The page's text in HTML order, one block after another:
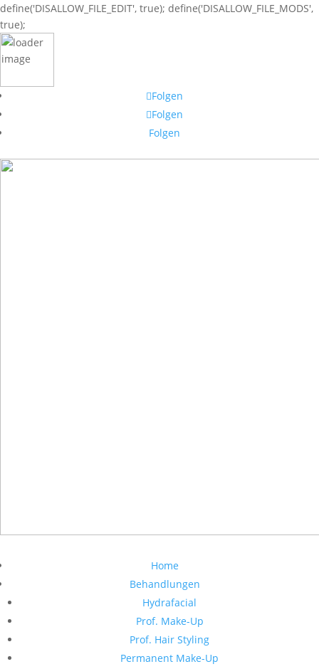
define('DISALLOW_FILE_EDIT', true); define('DISALLOW_FILE_MODS',
true);
Folgen
Folgen
Folgen
Home
Behandlungen
Hydrafacial
Prof. Make-Up
Prof. Hair Styling
Permanent Make-Up